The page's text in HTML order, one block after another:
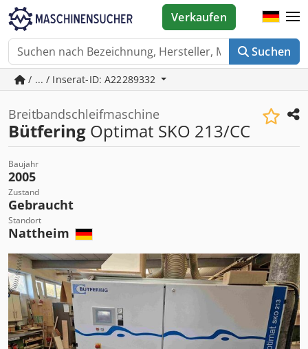
Suchen
Verkaufen
/ ... / Inserat-ID: A22289332
Breitbandschleifmaschine
Bütfering Optimat SKO 213/CC
Baujahr
2005
Zustand
Gebraucht
Standort
Nattheim